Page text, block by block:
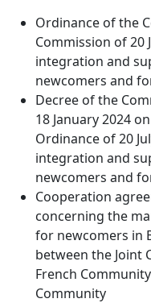
Ordinance of the
Commission of 20
integration and
newcomers and
Decree of the
18 January 2024
Ordinance of 20
integration and
newcomers and
Cooperation
concerning the
for newcomers in
between the Joint
French
Community